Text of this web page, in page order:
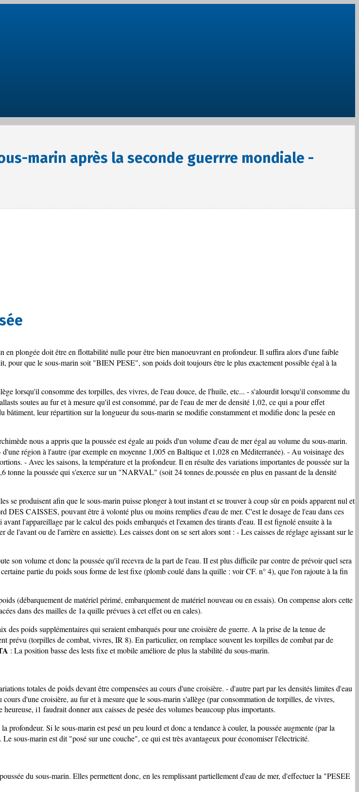
marin après la seconde guerrre mondiale -
en plongée doit être en flottabilité nulle pour être bien manoeuvrant en profondeur. Il suffira alors d'une faible
pour que le sous-marin soit "BIEN PESE", son poids doit toujours être le plus exactement possible égal à la
lorsqu'il consomme des torpilles, des vivres, de l'eau douce, de l'huile, etc... - s'alourdit lorsqu'il consomme du
soutes au fur et à mesure qu'il est consommé, par de l'eau de mer de densité 1,02, ce qui a pour effet
leur répartition sur la longueur du sous-marin se modifie constamment et modifie donc la pesée en
nous a appris que la poussée est égale au poids d'un volume d'eau de mer égal au volume du sous-marin.
région à l'autre (par exemple en moyenne 1,005 en Baltique et 1,028 en Méditerranée). - Au voisinage des
- Avec les saisons, la température et la profondeur. Il en résulte des variations importantes de poussée sur la
la poussée qui s'exerce sur un "NARVAL" (soit 24 tonnes de.poussée en plus en passant de la densité
se produisent afin que le sous-marin puisse plonger à tout instant et se trouver à coup sûr en poids apparent nul et
CAISSES, pouvant être â volonté plus ou moins remplies d'eau de mer. C'est le dosage de l'eau dans ces
l'appareillage par le calcul des poids embarqués et l'examen des tirants d'eau. II est fignolé ensuite à la
l'avant ou de l'arrière en assiette). Les caisses dont on se sert alors sont : - Les caisses de réglage agissant sur le
son volume et donc la poussée qu'il recevra de la part de l'eau. II est plus difficile par contre de prévoir quel sera
partie du poids sous forme de lest fixe (plomb coulé dans la quille : voir CF. n° 4), que l'on rajoute à la fin
(débarquement de matériel périmé, embarquement de matériel nouveau ou en essais). On compense alors cette
dans des mailles de 1a quille prévues à cet effet ou en cales).
des poids supplémentaires qui seraient embarqués pour une croisière de guerre. A la prise de la tenue de
prévu (torpilles de combat, vivres, IR 8). En particulier, on remplace souvent les torpilles de combat par de
: La position basse des lests fixe et mobile améliore de plus la stabilité du sous-marin.
totales de poids devant être compensées au cours d'une croisière. - d'autre part par les densités limites d'eau
d'une croisière, au fur et à mesure que le sous-marin s'allège (par consommation de torpilles, de vivres,
i1 faudrait donner aux caisses de pesée des volumes beaucoup plus importants.
profondeur. Si le sous-marin est pesé un peu lourd et donc a tendance à couler, la poussée augmente (par la
sous-marin est dit "posé sur une couche", ce qui est très avantageux pour économiser l'électricité.
du sous-marin. Elles permettent donc, en les remplissant partiellement d'eau de mer, d'effectuer la "PESEE